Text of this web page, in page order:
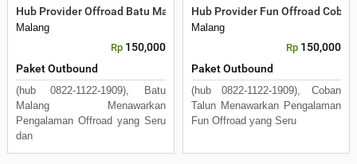
Hub Provider Offroad Batu Malang
Malang
Rp 150,000
Paket Outbound
(hub 0822-1122-1909), Batu
Malang Menawarkan
Pengalaman Offroad yang Seru
dan
Hub Provider Fun Offroad
Malang
Rp 150,000
Paket Outbound
(hub 0822-1122-1909), Coban
Talun Menawarkan Pengalaman
Fun Offroad yang Seru